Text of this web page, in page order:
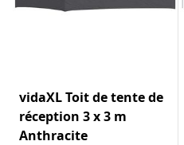
vidaXL Toit de tente de
réception 3 x 3 m
Anthracite